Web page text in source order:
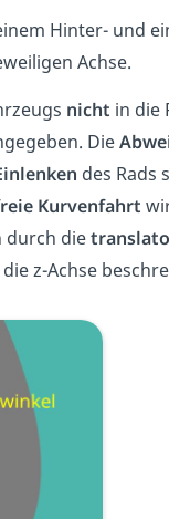
Hinter- und
Achse.
nicht in die
Die
des Rads
Kurvenfahrt
durch die
z-Achse